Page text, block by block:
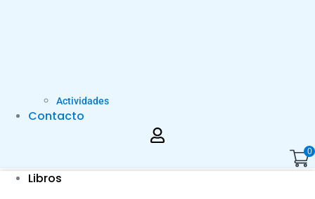
Actividades
Contacto
0
Libros